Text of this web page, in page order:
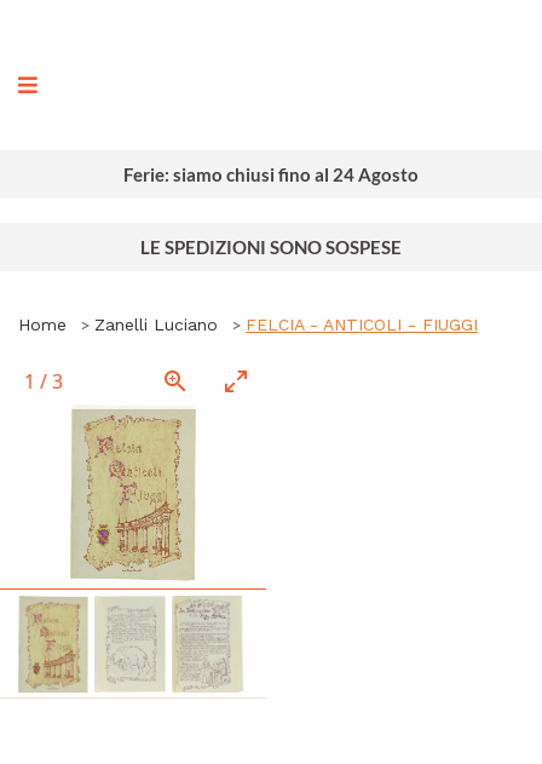
Ferie: siamo chiusi fino al 24 Agosto
LE SPEDIZIONI SONO SOSPESE
Home Zanelli Luciano FELCIA - ANTICOLI - FIUGGI
1 /3